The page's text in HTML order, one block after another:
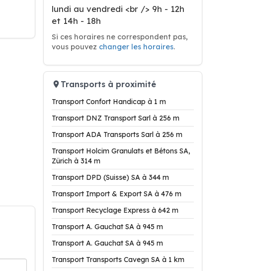
lundi au vendredi <br /> 9h - 12h
et 14h - 18h
Si ces horaires ne correspondent pas,
vous pouvez changer les horaires.
Transports à proximité
Transport Confort Handicap à 1 m
Transport DNZ Transport Sarl à 256 m
Transport ADA Transports Sarl à 256 m
Transport Holcim Granulats et Bétons SA,
Zürich à 314 m
Transport DPD (Suisse) SA à 344 m
Transport Import & Export SA à 476 m
Transport Recyclage Express à 642 m
Transport A. Gauchat SA à 945 m
Transport A. Gauchat SA à 945 m
Transport Transports Cavegn SA à 1 km